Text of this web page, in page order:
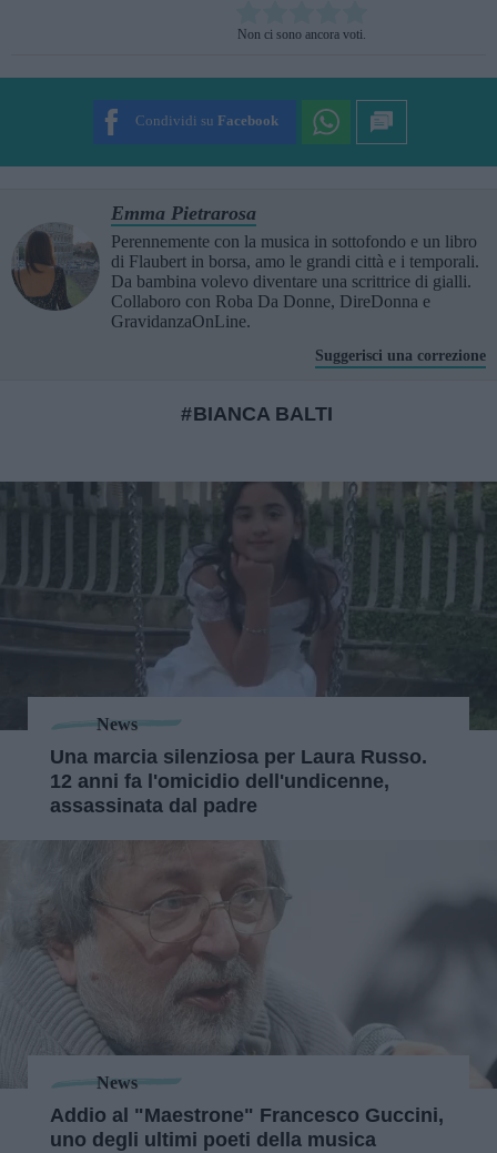
Non ci sono ancora voti.
Condividi su Facebook
Emma Pietrarosa
Perennemente con la musica in sottofondo e un libro
di Flaubert in borsa, amo le grandi città e i temporali.
Da bambina volevo diventare una scrittrice di gialli.
Collaboro con Roba Da Donne, DireDonna e
GravidanzaOnLine.
Suggerisci una correzione
BIANCA BALTI
News
Una marcia silenziosa per Laura Russo.
12 anni fa l'omicidio dell'undicenne,
assassinata dal padre
News
Addio al "Maestrone" Francesco Guccini,
uno degli ultimi poeti della musica